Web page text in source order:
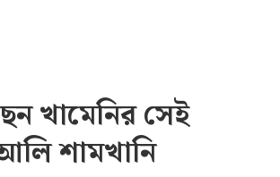
খামেনির সেই
শামখানি